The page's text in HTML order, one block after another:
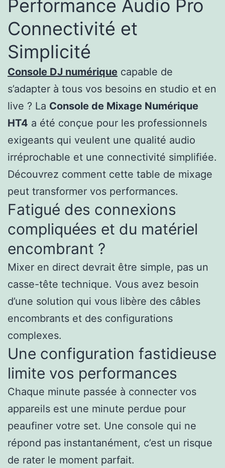
Performance Audio Pro
Connectivité et
Simplicité
Console DJ numérique capable de
s’adapter à tous vos besoins en studio et en
live ? La Console de Mixage Numérique
HT4 a été conçue pour les professionnels
exigeants qui veulent une qualité audio
irréprochable et une connectivité simplifiée.
Découvrez comment cette table de mixage
peut transformer vos performances.
Fatigué des connexions
compliquées et du matériel
encombrant ?
Mixer en direct devrait être simple, pas un
casse-tête technique. Vous avez besoin
d’une solution qui vous libère des câbles
encombrants et des configurations
complexes.
Une configuration fastidieuse
limite vos performances
Chaque minute passée à connecter vos
appareils est une minute perdue pour
peaufiner votre set. Une console qui ne
répond pas instantanément, c’est un risque
de rater le moment parfait.